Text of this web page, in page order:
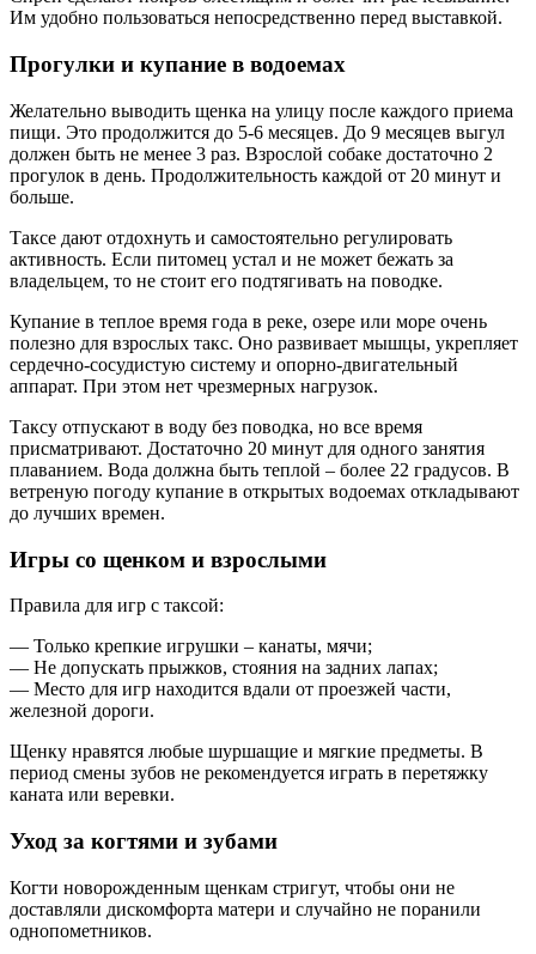
Им удобно пользоваться непосредственно перед выставкой.
Прогулки и купание в водоемах
Желательно выводить щенка на улицу после каждого приема
пищи. Это продолжится до 5-6 месяцев. До 9 месяцев выгул
должен быть не менее 3 раз. Взрослой собаке достаточно 2
прогулок в день. Продолжительность каждой от 20 минут и
больше.
Таксе дают отдохнуть и самостоятельно регулировать
активность. Если питомец устал и не может бежать за
владельцем, то не стоит его подтягивать на поводке.
Купание в теплое время года в реке, озере или море очень
полезно для взрослых такс. Оно развивает мышцы, укрепляет
сердечно-сосудистую систему и опорно-двигательный
аппарат. При этом нет чрезмерных нагрузок.
Таксу отпускают в воду без поводка, но все время
присматривают. Достаточно 20 минут для одного занятия
плаванием. Вода должна быть теплой – более 22 градусов. В
ветреную погоду купание в открытых водоемах откладывают
до лучших времен.
Игры со щенком и взрослыми
Правила для игр с таксой:
— Только крепкие игрушки – канаты, мячи;
— Не допускать прыжков, стояния на задних лапах;
— Место для игр находится вдали от проезжей части,
железной дороги.
Щенку нравятся любые шуршащие и мягкие предметы. В
период смены зубов не рекомендуется играть в перетяжку
каната или веревки.
Уход за когтями и зубами
Когти новорожденным щенкам стригут, чтобы они не
доставляли дискомфорта матери и случайно не поранили
однопометников.